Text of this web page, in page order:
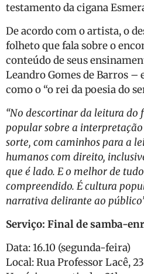
testamento da cigana
De acordo com o artista, o
folheto que fala sobre o
conteúdo de seus
Leandro Gomes de Barros
como o “o rei da poesia do
“No descortinar da leitura do
popular sobre a
sorte, com caminhos para a
humanos com direito,
que é lado. E o melhor de
compreendido. É cultura
narrativa delirante ao
Serviço: Final de samba-
Data: 16.10 (segunda-feira)
Local: Rua Professor Lacê,